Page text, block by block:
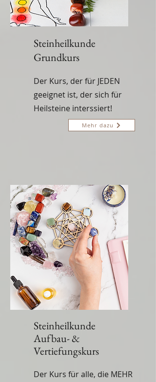
Steinheilkunde
Grundkurs
Der Kurs, der für JEDEN
geeignet ist, der sich für
Heilsteine interssiert!
Mehr dazu
Steinheilkunde
Aufbau- &
Vertiefungskurs
Der Kurs für alle, die MEHR